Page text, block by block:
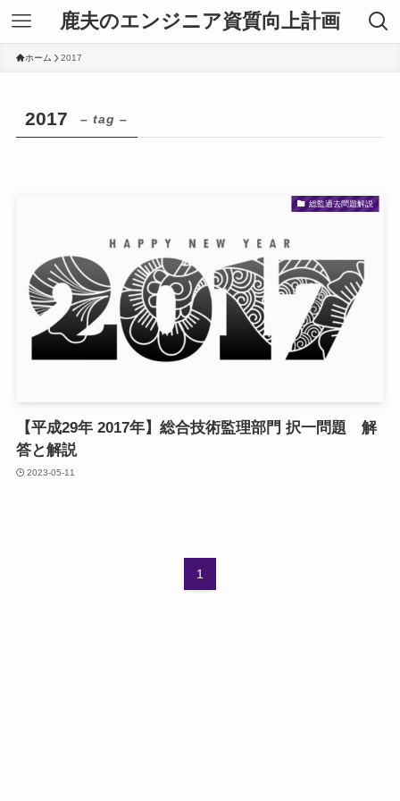
鹿夫のエンジニア資質向上計画
ホーム 2017
2017 – tag –
総監過去問題解説
【平成29年 2017年】総合技術監理部門 択一問題 解
答と解説
2023-05-11
1